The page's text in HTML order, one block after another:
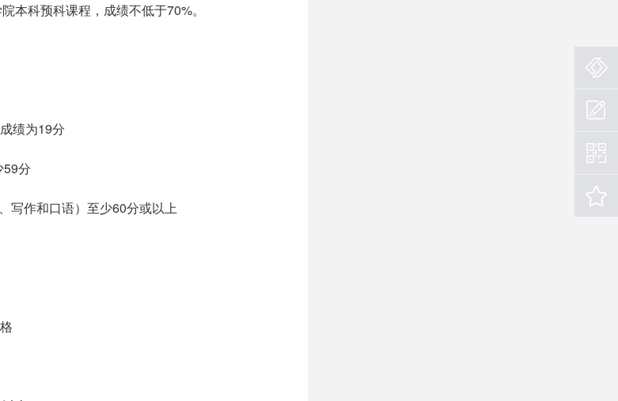
本科预科课程，成绩不低于70%。
绩为19分
分
写作和口语）至少60分或以上